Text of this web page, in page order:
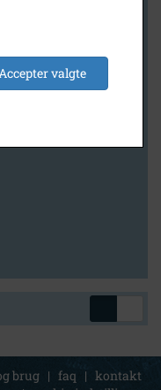
brug | faq | kontakt
Accepter valgte